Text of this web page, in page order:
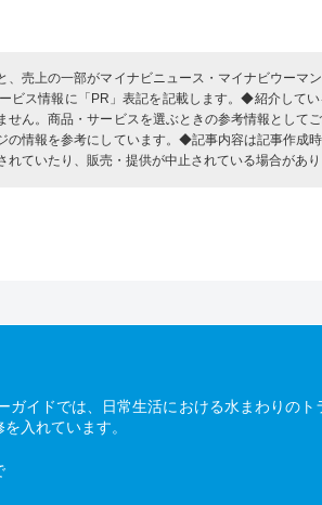
売上の一部がマイナビニュース・マイナビウーマ
ビス情報に「PR」表記を記載します。◆紹介して
せん。商品・サービスを選ぶときの参考情報として
の情報を参考にしています。◆記事内容は記事作成
ていたり、販売・提供が中止されている場合があり
ガイドでは、日常生活における水まわりの
入れています。